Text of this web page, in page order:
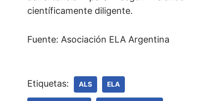
científicamente diligente.
Fuente: Asociación ELA Argentina
Etiquetas: ALS ELA